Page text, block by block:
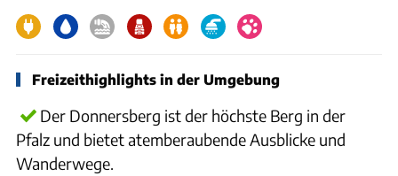
Freizeithighlights in der Umgebung
Der Donnersberg ist der höchste Berg in der
Pfalz und bietet atemberaubende Ausblicke und
Wanderwege.